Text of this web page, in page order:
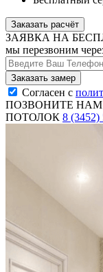
Заказать расчёт
ЗАЯВКА НА
мы перезвоним
Согласен с
ПОЗВОНИТЕ
ПОТОЛОК 8 (3452)